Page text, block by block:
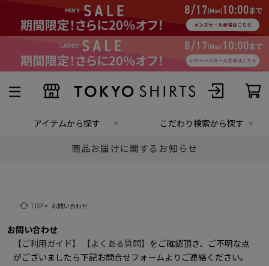
アイテムから探す こだわり検索から探す
商品お届けに関するお知らせ
TOP> お問い合わせ
お問い合わせ
【ご利用ガイド】
【よくある質問】 をご確認頂き、ご不明な点
がございましたら下記お問合せフォームよりご連絡ください。